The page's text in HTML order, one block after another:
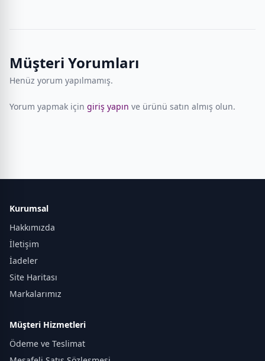
Müşteri Yorumları
Henüz yorum yapılmamış.
Yorum yapmak için giriş yapın ve ürünü satın almış olun.
Kurumsal
Hakkımızda
İletişim
İadeler
Site Haritası
Markalarımız
Müşteri Hizmetleri
Ödeme ve Teslimat